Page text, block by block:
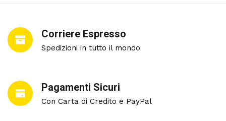
Corriere Espresso
Spedizioni in tutto il mondo
Pagamenti Sicuri
Con Carta di Credito e PayPal